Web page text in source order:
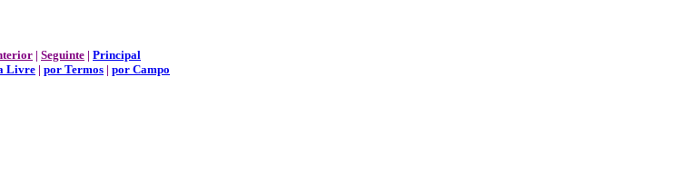
| Seguinte | Principal
Livre | por Termos | por Campo